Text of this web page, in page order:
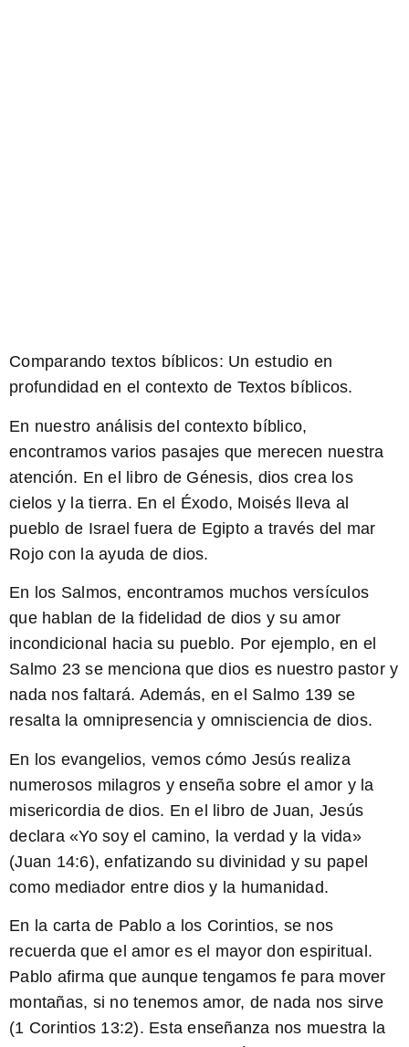
Comparando textos bíblicos: Un estudio en
profundidad en el contexto de Textos bíblicos.
En nuestro análisis del contexto bíblico,
encontramos varios pasajes que merecen nuestra
atención. En el libro de Génesis, dios crea los
cielos y la tierra. En el Éxodo, Moiséslleva al
pueblo de Israel fuera de Egipto a través del mar
Rojo con la ayuda dedios.
En los Salmos, encontramos muchos versículos
que hablan de la fidelidad de dios y su amor
incondicional hacia su pueblo. Por ejemplo, en el
Salmo 23 se menciona quedios es nuestro pastor y
nada nos faltará. Además, en el Salmo 139 se
resalta la omnipresencia y omnisciencia de dios.
En los evangelios, vemos cómo Jesúsrealiza
numerosos milagros y enseña sobre el amor y la
misericordia de dios. En el libro de Juan, Jesús
declara «Yo soy el camino, la verdad y la vida»
(Juan 14:6), enfatizando su divinidad y su papel
como mediador entre dios y la humanidad.
En la carta de Pablo a los Corintios, se nos
recuerda que el amor es el mayor don espiritual.
Pablo afirma que aunque tengamos fe para mover
montañas, si no tenemos amor, de nada nos sirve
(1 Corintios 13:2). Esta enseñanza nos muestra la